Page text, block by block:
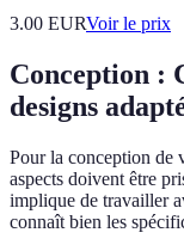
3.00 EURVoir le prix
Conception :
designs
Pour la conception de
aspects doivent être
implique de travailler
connaît bien les